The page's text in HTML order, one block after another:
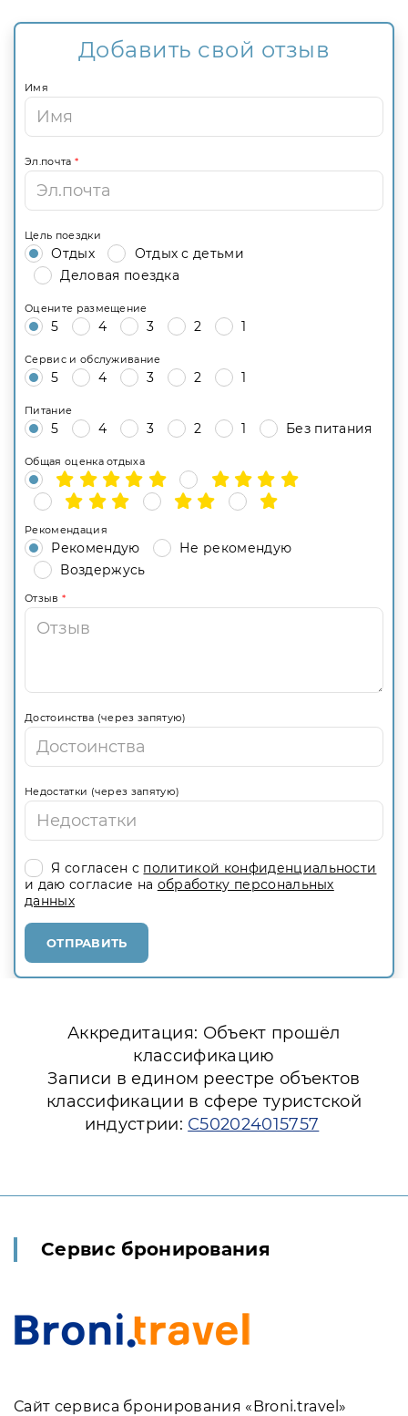
Добавить свой отзыв
Имя
Эл.почта *
Цель поездки
Отдых
Отдых с детьми
Деловая поездка
Оцените размещение
5 4 3 2 1
Сервис и обслуживание
5 4 3 2 1
Питание
5 4 3 2 1 Без питания
Общая оценка отдыха
Рекомендация
Рекомендую
Не рекомендую
Воздержусь
Отзыв *
Достоинства (через запятую)
Недостатки (через запятую)
Я согласен с политикой конфиденциальности
и даю согласие на обработку персональных
данных
ОТПРАВИТЬ
Аккредитация: Объект прошёл
классификацию
Записи в едином реестре объектов
классификации в сфере туристской
индустрии: С502024015757
Сервис бронирования
Сайт сервиса бронирования «Broni.travel»